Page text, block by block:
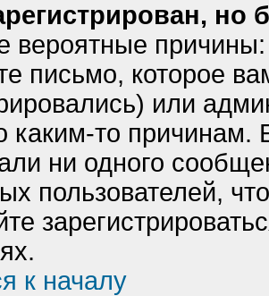
но
вероятные
письмо, которое
или
каким-то
ни одного
пользователей,
к началу